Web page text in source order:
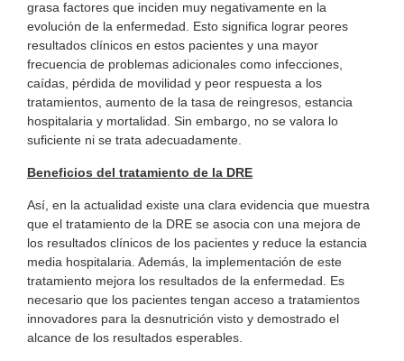
grasa factores que inciden muy negativamente en la
evolución de la enfermedad. Esto significa lograr peores
resultados clínicos en estos pacientes y una mayor
frecuencia de problemas adicionales como infecciones,
caídas, pérdida de movilidad y peor respuesta a los
tratamientos, aumento de la tasa de reingresos, estancia
hospitalaria y mortalidad. Sin embargo, no se valora lo
suficiente ni se trata adecuadamente.
Beneficios del tratamiento de la DRE
Así, en la actualidad existe una clara evidencia que muestra
que el tratamiento de la DRE se asocia con una mejora de
los resultados clínicos de los pacientes y reduce la estancia
media hospitalaria. Además, la implementación de este
tratamiento mejora los resultados de la enfermedad. Es
necesario que los pacientes tengan acceso a tratamientos
innovadores para la desnutrición visto y demostrado el
alcance de los resultados esperables.